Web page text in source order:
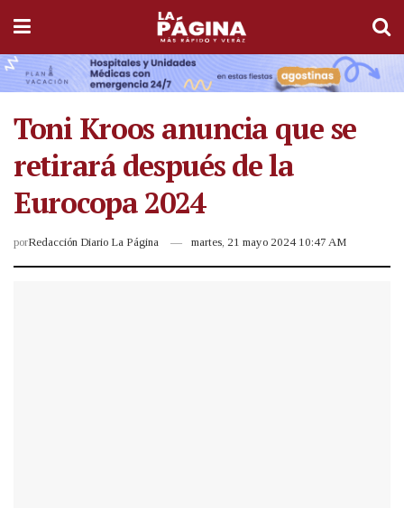
Toni Kroos anuncia que se
retirará después de la
Eurocopa 2024
porRedacción Diario La Página martes, 21 mayo 2024 10:47 AM